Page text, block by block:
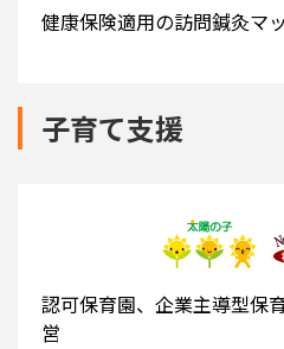
健康保険適用の訪問鍼灸マ
子育て支援
認可保育園、企業主導型保
営